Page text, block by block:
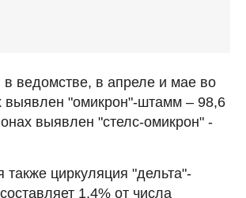
ведомстве, в апреле и мае во
выявлен "омикрон"-штамм – 98,6
выявлен "стелс-омикрон" -
также циркуляция "дельта"-
1,4% от числа